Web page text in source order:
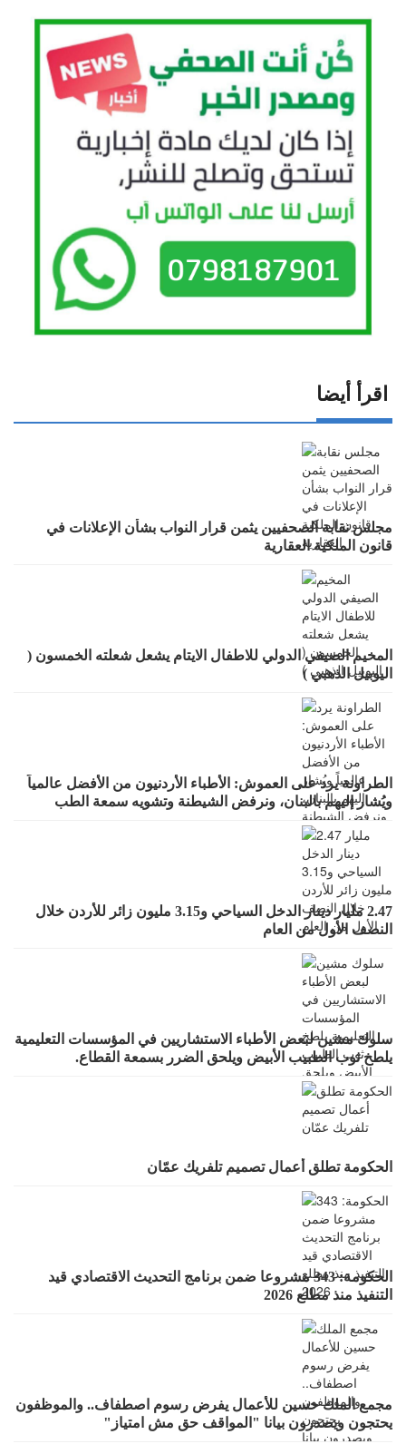
اقرأ أيضا
مجلس نقابة الصحفيين يثمن قرار النواب بشأن الإعلانات في
قانون الملكية العقارية
المخيم الصيفي الدولي للاطفال الايتام يشعل شعلته الخمسون (
اليوبيل الذهبي )
الطراونة يرد على العموش: الأطباء الأردنيون من الأفضل عالمياً
ويُشار إليهم بالبنان، ونرفض الشيطنة وتشويه سمعة الطب
بالعموميات
2.47 مليار دينار الدخل السياحي و3.15 مليون زائر للأردن خلال
النصف الأول من العام
سلوك مشين لبعض الأطباء الاستشاريين في المؤسسات التعليمية
يلطخ ثوب الطبيب الأبيض ويلحق الضرر بسمعة القطاع.
الحكومة تطلق أعمال تصميم تلفريك عمّان
الحكومة: 343 مشروعا ضمن برنامج التحديث الاقتصادي قيد
التنفيذ منذ مطلع 2026
مجمع الملك حسين للأعمال يفرض رسوم اصطفاف.. والموظفون
يحتجون ويصدرون بيانا "المواقف حق مش امتياز"